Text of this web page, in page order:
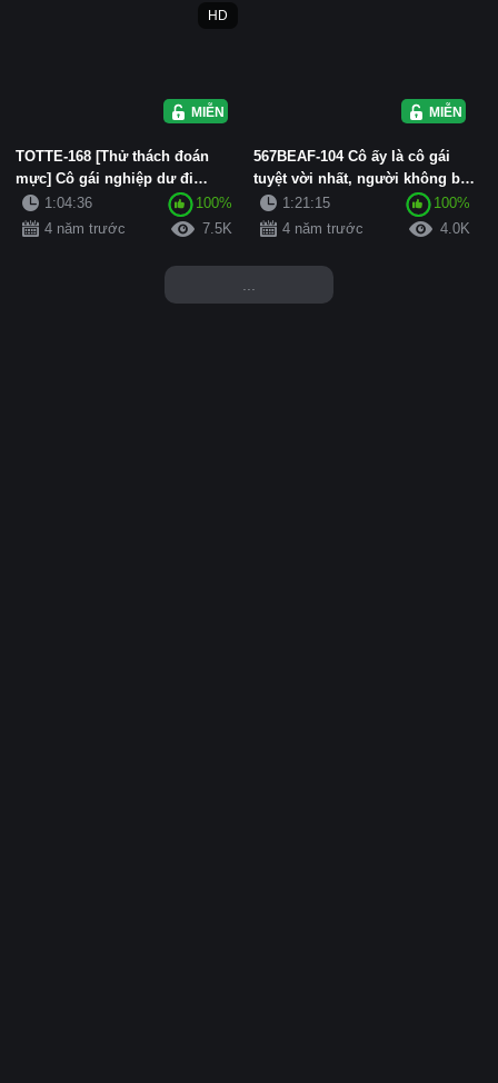
MIỄN PHÍ
HD
TOTTE-168 [Thử thách đoán
mực] Cô gái nghiệp dư đi
quanh thị trấn thách thức tiền ...
1:04:36
100%
4 năm trước
7.5K
MIỄN PHÍ
567BEAF-104 Cô ấy là cô gái
tuyệt vời nhất, người không bao
giờ từ chối khi được m...
1:21:15
100%
4 năm trước
4.0K
...